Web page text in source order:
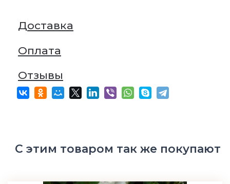
Доставка
Оплата
Отзывы
С этим товаром так же покупают